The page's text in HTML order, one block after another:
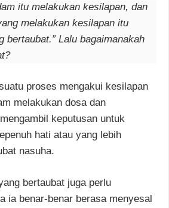
itu melakukan kesilapan, dan
melakukan kesilapan itu
bertaubat.” Lalu bagaimanakah
proses mengakui kesilapan
melakukan dosa dan
keputusan untuk
hati atau yang lebih
nasuha.
bertaubat juga perlu
ia benar-benar berasa menyesal